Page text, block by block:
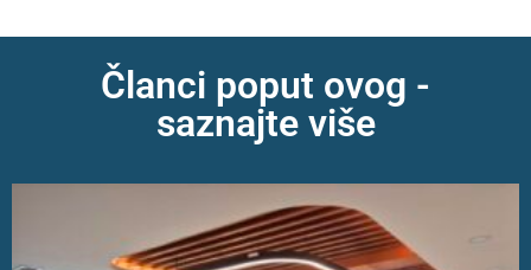
Članci poput ovog -
saznajte više